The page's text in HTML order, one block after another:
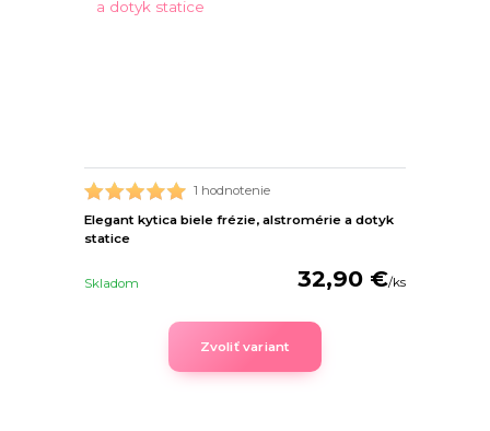
1 hodnotenie
Elegant kytica biele frézie, alstromérie a dotyk
statice
32,90 €/ks
Skladom
Zvoliť variant